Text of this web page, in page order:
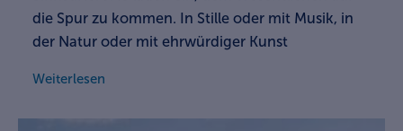
die Spur zu kommen. In Stille oder mit Musik, in
der Natur oder mit ehrwürdiger Kunst
Weiterlesen